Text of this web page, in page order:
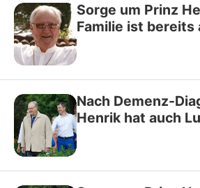
Sorge um Prinz
Familie ist bereits
Nach Demenz-
Henrik hat auch